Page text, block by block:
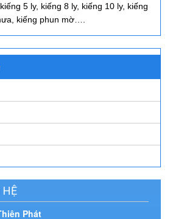
5 ly, kiếng 8 ly, kiếng 10 ly, kiếng
kiếng phun mờ….
HỆ
Phát